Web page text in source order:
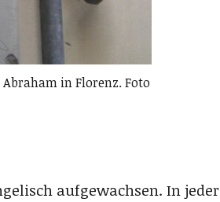
in Florenz. Foto
aufgewachsen. In jeder